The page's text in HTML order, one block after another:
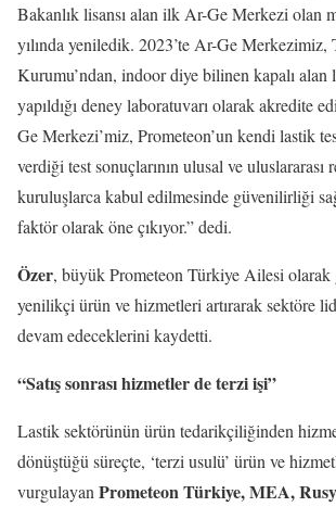
Bakanlık lisansı alan ilk Ar-Ge Merkezi olan
yılında yeniledik. 2023’te Ar-Ge
Kurumu’ndan, indoor diye bilinen kapalı alan
yapıldığı deney laboratuvarı olarak akredite
Ge Merkezi’miz, Prometeon’un kendi lastik
verdiği test sonuçlarının ulusal ve uluslararası
kuruluşlarca kabul edilmesinde güvenilirliği
faktör olarak öne çıkıyor.” dedi.
Özer, büyük Prometeon Türkiye Ailesi olarak
yenilikçi ürün ve hizmetleri artırarak sektöre
devam edeceklerini kaydetti.
“Satış sonrası hizmetler de terzi işi”
Lastik sektörünün ürün tedarikçiliğinden hizmet
dönüştüğü süreçte, ‘terzi usulü’ ürün ve
vurgulayan Prometeon Türkiye, MEA,